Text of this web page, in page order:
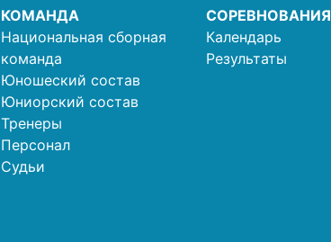
КОМАНДА
Национальная сборная
команда
Юношеский состав
Юниорский состав
Тренеры
Персонал
Судьи
СОРЕВНОВАНИЯ
Календарь
Результаты